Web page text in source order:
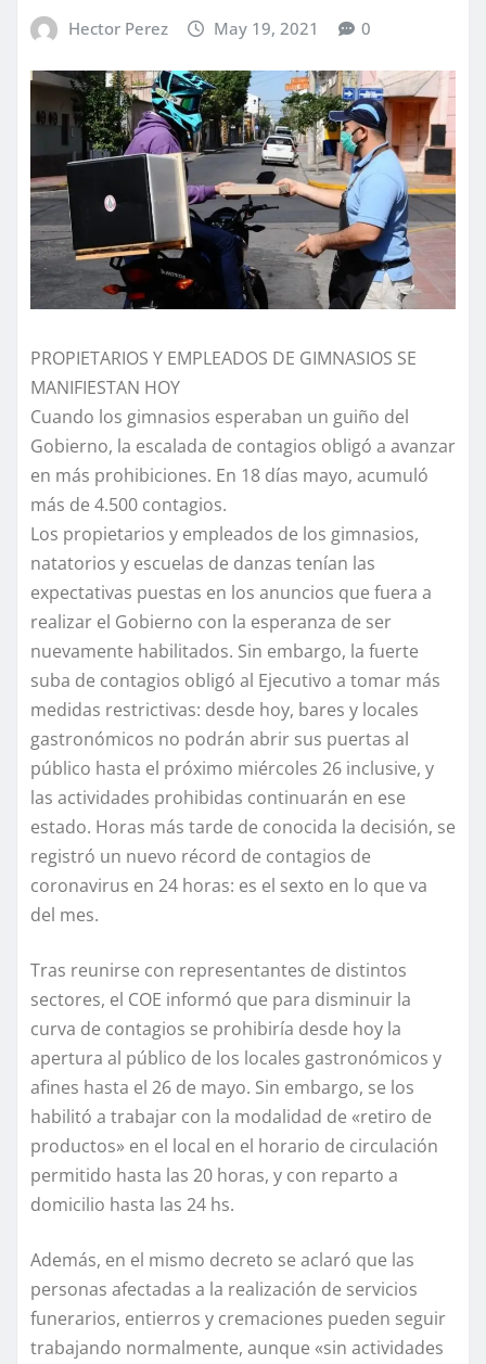
Hector Perez May 19, 2021 0
PROPIETARIOS Y EMPLEADOS DE GIMNASIOS SE
MANIFIESTAN HOY
Cuando los gimnasios esperaban un guiño del
Gobierno, la escalada de contagios obligó a avanzar
en más prohibiciones. En 18 días mayo, acumuló
más de 4.500 contagios.
Los propietarios y empleados de los gimnasios,
natatorios y escuelas de danzas tenían las
expectativas puestas en los anuncios que fuera a
realizar el Gobierno con la esperanza de ser
nuevamente habilitados. Sin embargo, la fuerte
suba de contagios obligó al Ejecutivo a tomar más
medidas restrictivas: desde hoy, bares y locales
gastronómicos no podrán abrir sus puertas al
público hasta el próximo miércoles 26 inclusive, y
las actividades prohibidas continuarán en ese
estado. Horas más tarde de conocida la decisión, se
registró un nuevo récord de contagios de
coronavirus en 24 horas: es el sexto en lo que va
del mes.
Tras reunirse con representantes de distintos
sectores, el COE informó que para disminuir la
curva de contagios se prohibiría desde hoy la
apertura al público de los locales gastronómicos y
afines hasta el 26 de mayo. Sin embargo, se los
habilitó a trabajar con la modalidad de «retiro de
productos» en el local en el horario de circulación
permitido hasta las 20 horas, y con reparto a
domicilio hasta las 24 hs.
Además, en el mismo decreto se aclaró que las
personas afectadas a la realización de servicios
funerarios, entierros y cremaciones pueden seguir
trabajando normalmente, aunque «sin actividades